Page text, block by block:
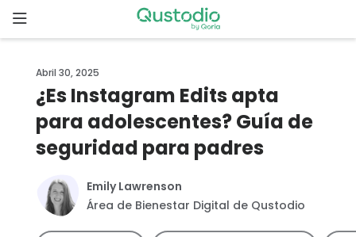
to
content
Comenzar
¿Por qué
Qustodio?
Funcionalidades
Abril 30, 2025
¿Es Instagram Edits apta
para adolescentes? Guía de
seguridad para padres
Emily Lawrenson
Área de Bienestar Digital de Qustodio